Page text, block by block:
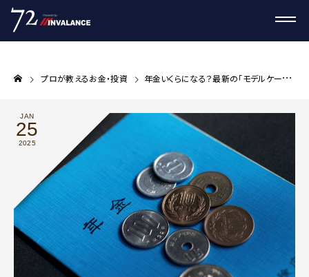
プロが教えるお金・投資 年金いくらになる？最新の「モデルケース別」試算はどうなっているのか
JAN
25
2025